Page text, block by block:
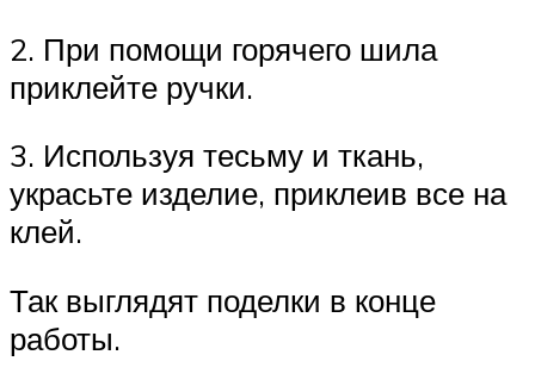
2. При помощи горячего шила
приклейте ручки.
3. Используя тесьму и ткань,
украсьте изделие, приклеив все на
клей.
Так выглядят поделки в конце
работы.